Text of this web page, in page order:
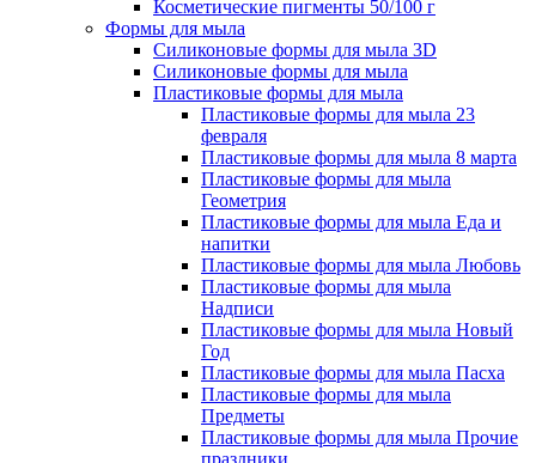
Косметические пигменты 50/100 г
Формы для мыла
Силиконовые формы для мыла 3D
Силиконовые формы для мыла
Пластиковые формы для мыла
Пластиковые формы для мыла 23
февраля
Пластиковые формы для мыла 8 марта
Пластиковые формы для мыла
Геометрия
Пластиковые формы для мыла Еда и
напитки
Пластиковые формы для мыла Любовь
Пластиковые формы для мыла
Надписи
Пластиковые формы для мыла Новый
Год
Пластиковые формы для мыла Пасха
Пластиковые формы для мыла
Предметы
Пластиковые формы для мыла Прочие
праздники